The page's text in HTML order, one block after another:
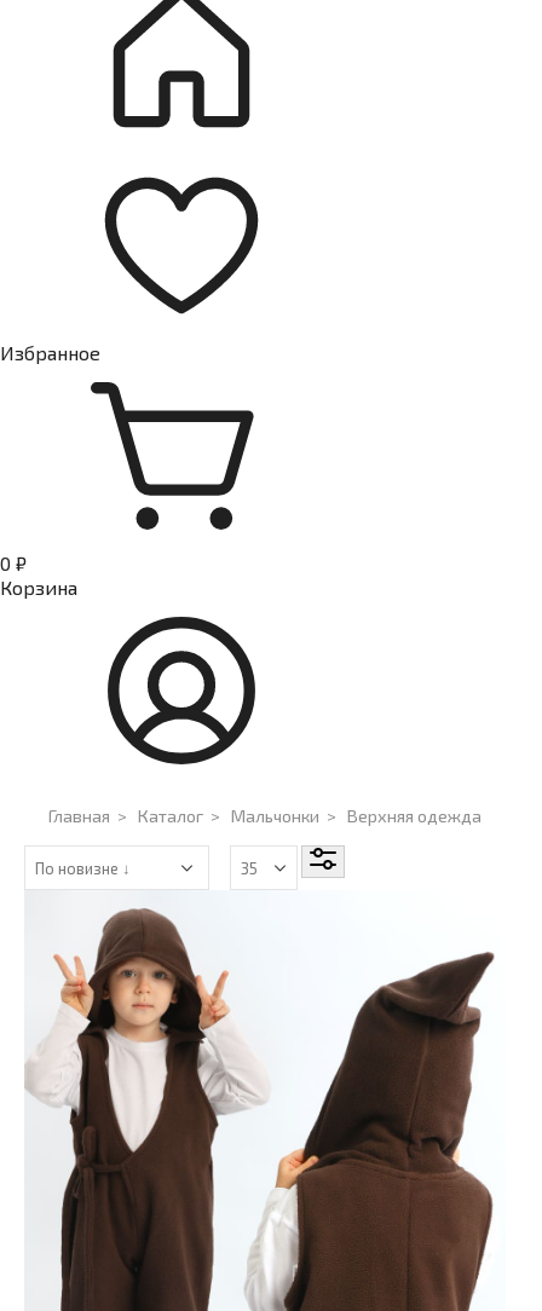
Избранное
0 ₽
Корзина
Главная > Каталог > Мальчонки > Верхняя одежда